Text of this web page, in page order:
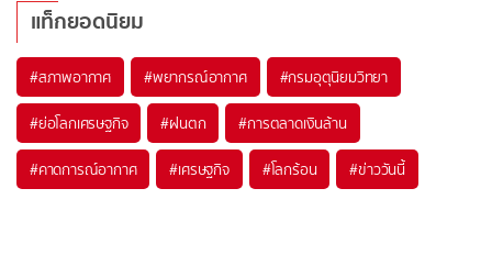
แท็กยอดนิยม
#สภาพอากาศ #พยากรณ์อากาศ #กรมอุตุนิยมวิทยา
#ย่อโลกเศรษฐกิจ #ฝนตก #การตลาดเงินล้าน
#คาดการณ์อากาศ #เศรษฐกิจ #โลกร้อน #ข่าววันนี้